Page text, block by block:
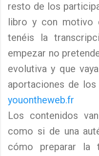
resto de los
libro y con motivo
tenéis la
empezar no
evolutiva y que
aportaciones de
youontheweb.fr
Los contenidos
como si de una
cómo preparar la